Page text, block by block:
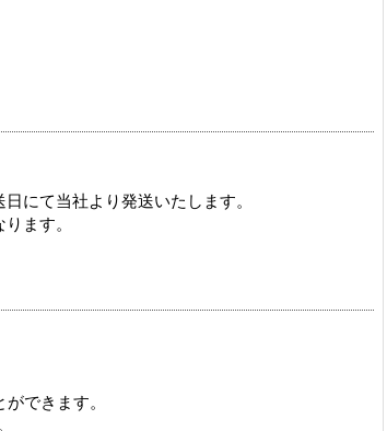
にて当社より発送いたします。
ます。
できます。